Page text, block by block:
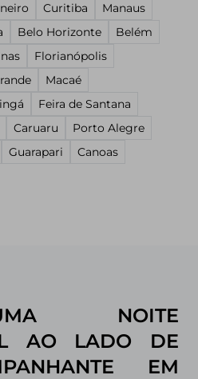
Curitiba
Manaus
Belo Horizonte
Belém
Florianópolis
Macaé
Feira de Santana
Caruaru
Porto Alegre
Guarapari
Canoas
NOITE
AO LADO DE
EM